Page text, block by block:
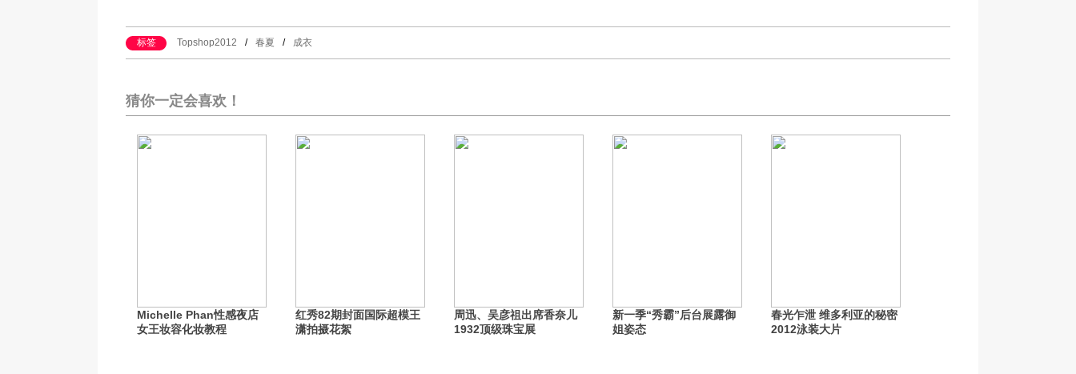
标签 Topshop2012 / 春夏 / 成衣
猜你一定会喜欢！
Michelle Phan性感夜店
女王妆容化妆教程
红秀82期封面国际超模王
潇拍摄花絮
周迅、吴彦祖出席香奈儿
1932顶级珠宝展
新一季“秀霸”后台展露御
姐姿态
春光乍泄 维多利亚的秘密
2012泳装大片